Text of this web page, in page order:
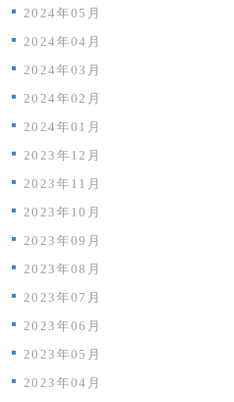
2024年05月
2024年04月
2024年03月
2024年02月
2024年01月
2023年12月
2023年11月
2023年10月
2023年09月
2023年08月
2023年07月
2023年06月
2023年05月
2023年04月